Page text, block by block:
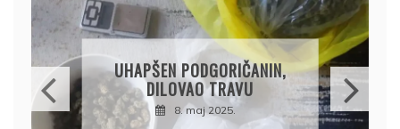
DRŽAVLJANIN RUSIJE
OSUMNJIČEN DA JE
PRODAO TUĐI BMW,
DRŽAVU NAPUSTIO
BRODOM